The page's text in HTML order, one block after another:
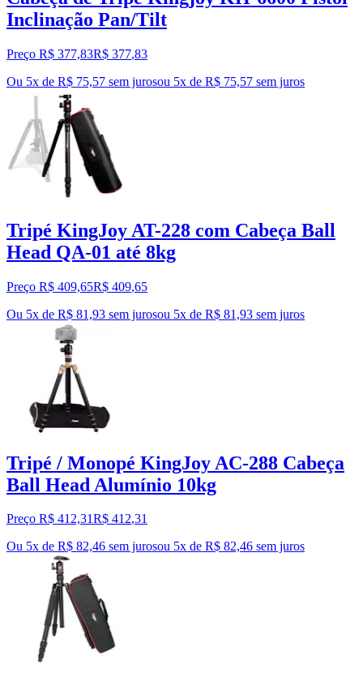
Inclinação Pan/Tilt
Preço R$ 377,83R$ 377,83
Ou 5x de R$ 75,57 sem jurosou 5x de R$ 75,57 sem juros
Tripé KingJoy AT-228 com Cabeça Ball
Head QA-01 até 8kg
Preço R$ 409,65R$ 409,65
Ou 5x de R$ 81,93 sem jurosou 5x de R$ 81,93 sem juros
Tripé / Monopé KingJoy AC-288 Cabeça
Ball Head Alumínio 10kg
Preço R$ 412,31R$ 412,31
Ou 5x de R$ 82,46 sem jurosou 5x de R$ 82,46 sem juros